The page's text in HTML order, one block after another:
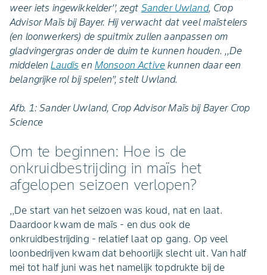
weer iets ingewikkelder’’, zegt Sander Uwland, Crop
Advisor Maïs bij Bayer. Hij verwacht dat veel maïstelers
(en loonwerkers) de spuitmix zullen aanpassen om
gladvingergras onder de duim te kunnen houden. ,,De
middelenLaudis en Monsoon Activekunnen daar een
belangrijke rol bij spelen’’, stelt Uwland.
Afb. 1: Sander Uwland, Crop Advisor Maïs bij Bayer Crop
Science
Om te beginnen: Hoe is de
onkruidbestrijding in maïs het
afgelopen seizoen verlopen?
,,De start van het seizoen was koud, nat en laat.
Daardoor kwam de maïs - en dus ook de
onkruidbestrijding - relatief laat op gang. Op veel
loonbedrijven kwam dat behoorlijk slecht uit. Van half
mei tot half juni was het namelijk topdrukte bij de